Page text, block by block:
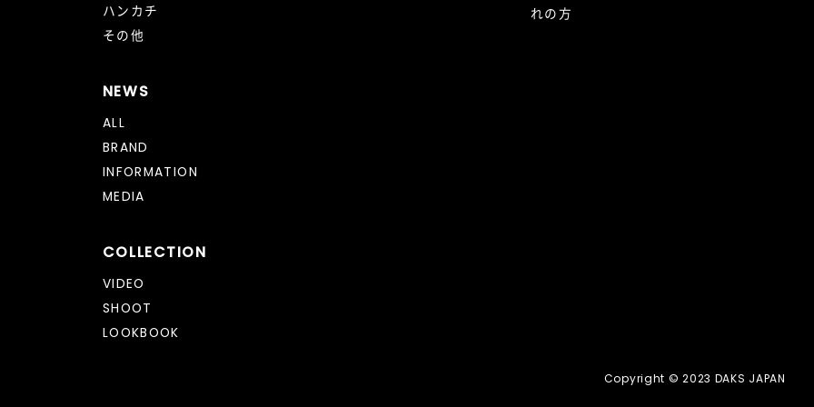
ハンカチ
その他
NEWS
ALL
BRAND
INFORMATION
MEDIA
COLLECTION
VIDEO
SHOOT
LOOKBOOK
れの方
Copyright © 2023 DAKS JAPAN